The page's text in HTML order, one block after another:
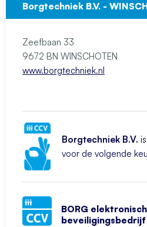
Borgtechniek B.V. -
Zeefbaan 33
9672 BN WINSCHOTEN
www.borgtechniek.nl
Borgtechniek B.V.
voor de volgende
BORG elektronisch
beveiligingsbedrijf